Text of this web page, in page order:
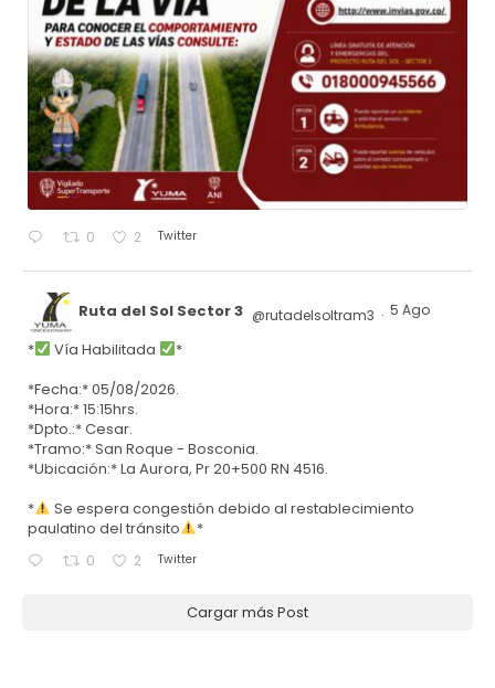
0 2 Twitter
Ruta del Sol Sector 3 @rutadelsoltram3 · 5 Ago
* Vía Habilitada
*
*Fecha:* 05/08/2026.
*Hora:* 15:15hrs.
*Dpto.:* Cesar.
*Tramo:* San Roque - Bosconia.
*Ubicación:* La Aurora, Pr 20+500 RN 4516.
*
Se espera congestión debido al restablecimiento
paulatino del tránsito
*
0 2 Twitter
Cargar más Post